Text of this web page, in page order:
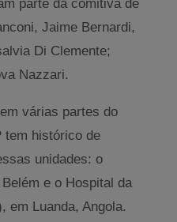
parte da comitiva de
Jaime Bernardi,
Di Clemente;
Nazzari.
várias partes do
tem histórico de
unidades: o
e o Hospital da
em Luanda, Angola.